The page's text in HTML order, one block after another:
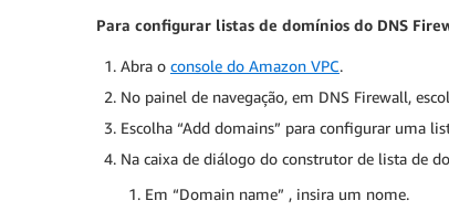
Para configurar listas de domínios do DNS
Abra o console do Amazon VPC.
No painel de navegação, em DNS Firewall,
Escolha “Add domains” para configurar uma
Na caixa de diálogo do construtor de lista de
Em “Domain name” , insira um nome.